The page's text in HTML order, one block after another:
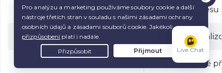
IP adresy Sdílejte IP adresu
Optimalizované servery Vyberte
Zabezpečte své
Live Chat